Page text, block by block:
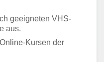
geeigneten VHS-
aus.
Kursen der